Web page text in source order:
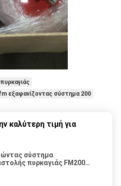
εξαφανίζοντας σύστημα 200
καλύτερη τιμή για
σύστημα
πυρκαγιάς FM200